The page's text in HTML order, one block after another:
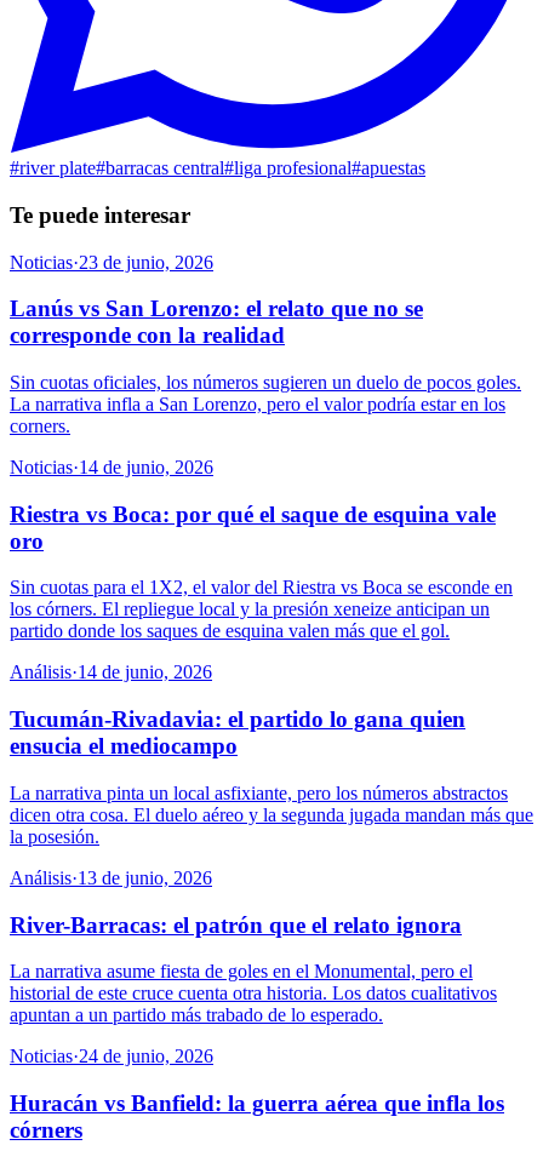
#river plate#barracas central#liga profesional#apuestas
Te puede interesar
Noticias·23 de junio, 2026
Lanús vs San Lorenzo: el relato que no se
corresponde con la realidad
Sin cuotas oficiales, los números sugieren un duelo de pocos goles.
La narrativa infla a San Lorenzo, pero el valor podría estar en los
corners.
Noticias·14 de junio, 2026
Riestra vs Boca: por qué el saque de esquina vale
oro
Sin cuotas para el 1X2, el valor del Riestra vs Boca se esconde en
los córners. El repliegue local y la presión xeneize anticipan un
partido donde los saques de esquina valen más que el gol.
Análisis·14 de junio, 2026
Tucumán-Rivadavia: el partido lo gana quien
ensucia el mediocampo
La narrativa pinta un local asfixiante, pero los números abstractos
dicen otra cosa. El duelo aéreo y la segunda jugada mandan más que
la posesión.
Análisis·13 de junio, 2026
River-Barracas: el patrón que el relato ignora
La narrativa asume fiesta de goles en el Monumental, pero el
historial de este cruce cuenta otra historia. Los datos cualitativos
apuntan a un partido más trabado de lo esperado.
Noticias·24 de junio, 2026
Huracán vs Banfield: la guerra aérea que infla los
córners